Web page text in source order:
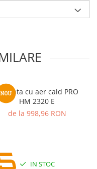
cu aer cald PRO
HM 2320 E
de la 998,96 RON
IN STOC